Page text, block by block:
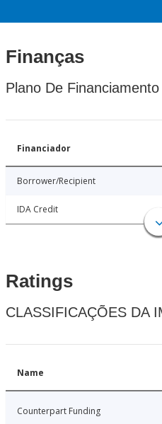
Finanças
Plano De
Financiador
Borrower/Recipient
IDA Credit
Ratings
CLASSIFICAÇÕES DA
Name
Counterpart Funding